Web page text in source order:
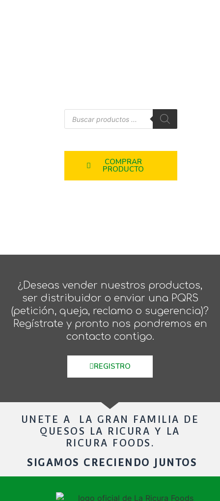
COMPRAR
PRODUCTO
¿Deseas vender nuestros productos,
ser distribuidor o enviar una PQRS
(petición, queja, reclamo o sugerencia)?
Regístrate y pronto nos pondremos en
contacto contigo.
REGISTRO
UNETE A LA GRAN FAMILIA DE
QUESOS LA RICURA Y LA
RICURA FOODS.
SIGAMOS CRECIENDO JUNTOS